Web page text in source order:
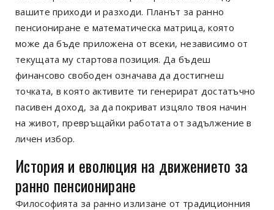
вашите приходи и разходи. Планът за ранно
пенсиониране е математическа матрица, която
може да бъде приложена от всеки, независимо от
текущата му стартова позиция. Да бъдеш
финансово свободен означава да достигнеш
точката, в която активите ти генерират достатъчно
пасивен доход, за да покриват изцяло твоя начин
на живот, превръщайки работата от задължение в
личен избор.
История и еволюция на движението за
ранно пенсиониране
Философията за ранно излизане от традиционния